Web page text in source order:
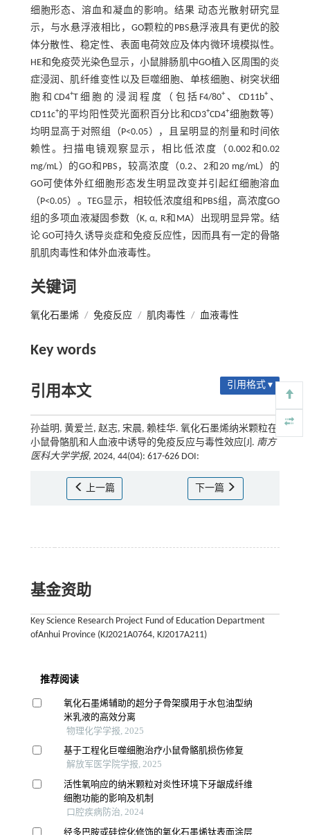
细胞形态、溶血和凝血的影响。结果 动态光散射研究显
示，与水悬浮液相比，GO颗粒的PBS悬浮液具有更优的胶
体分散性、稳定性、表面电荷效应及体内微环境模拟性。
HE和免疫荧光染色显示，小鼠腓肠肌中GO植入区周围的炎
症浸润、肌纤维变性以及巨噬细胞、单核细胞、树突状细
胞和CD4+T细胞的浸润程度（包括F4/80+、CD11b+、
CD11c+的平均阳性荧光面积百分比和CD3+CD4+细胞数等）
均明显高于对照组（P<0.05），且呈明显的剂量和时间依
赖性。扫描电镜观察显示，相比低浓度（0.002和0.02
mg/mL）的GO和PBS，较高浓度（0.2、2和20 mg/mL）的
GO可使体外红细胞形态发生明显改变并引起红细胞溶血
（P<0.05）。TEG显示，相较低浓度组和PBS组，高浓度GO
组的多项血液凝固参数（K, α, R和MA）出现明显异常。结
论 GO可持久诱导炎症和免疫反应性，因而具有一定的骨骼
肌肌肉毒性和体外血液毒性。
关键词
氧化石墨烯 / 免疫反应 / 肌肉毒性 / 血液毒性
Key words
引用本文 引用格式 ▾
孙益明, 黄爱兰, 赵志, 宋晨, 赖桂华. 氧化石墨烯纳米颗粒在
小鼠骨骼肌和人血液中诱导的免疫反应与毒性效应[J]. 南方
医科大学学报, 2024, 44(04): 617-626 DOI:
上一篇 下一篇
基金资助
Key Science Research Project Fund of Education Department
ofAnhui Province (KJ2021A0764, KJ2017A211)